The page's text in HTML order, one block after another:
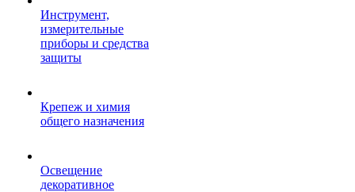
Инструмент,
измерительные
приборы и средства
защиты
Крепеж и химия
общего назначения
Освещение
декоративное